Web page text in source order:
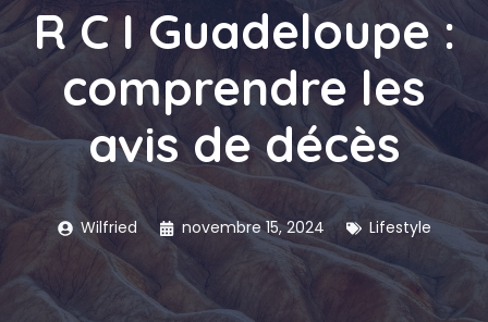
R C I Guadeloupe :
comprendre les
avis de décès
Wilfried novembre 15, 2024 Lifestyle